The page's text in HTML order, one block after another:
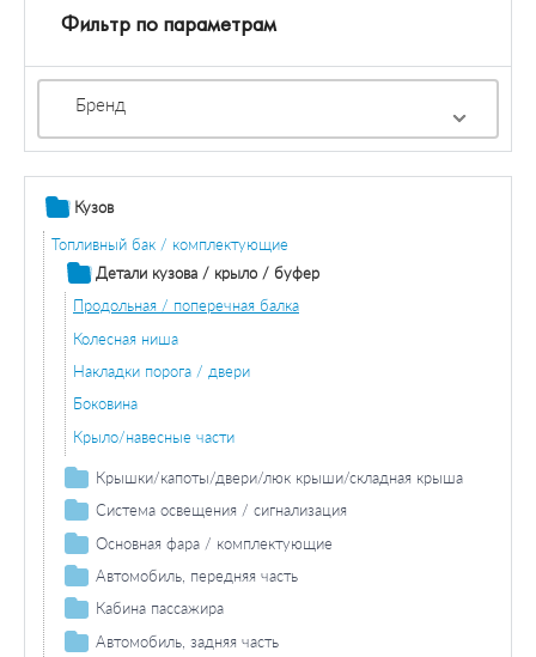
Фильтр по параметрам
Бренд
Кузов
Топливный бак / комплектующие
Детали кузова / крыло / буфер
Продольная / поперечная балка
Колесная ниша
Накладки порога / двери
Боковина
Крыло/навесные части
Крышки/капоты/двери/люк крыши/складная крыша
Двери / комплектующие
Система освещения / сигнализация
Задний фонарь / комплектующие
Задние фонари / комплектующие
Лампа накаливания задних фонарей
Фонарь сигнала торможения / комплектующие
Лампа накаливания
Фонарь указателя поворота / комплектующие
Основная фара / комплектующие
Лампа накаливания основной фары
Автомобиль, передняя часть
Крыло/навесные части
Основная фара / комплектующие
Кабина пассажира
Накладки порога / двери
Автомобиль, задняя часть